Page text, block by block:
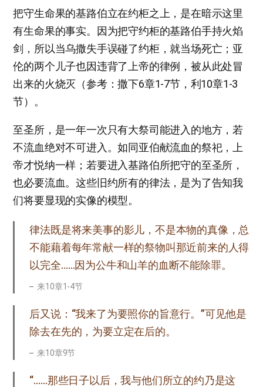
把守生命果的基路伯立在约柜之上，是在暗示这里
有生命果的事实。因为把守约柜的基路伯手持火焰
剑，所以当乌撒失手误碰了约柜，就当场死亡；亚
伦的两个儿子也因违背了上帝的律例，被从此处冒
出来的火烧灭（参考：撒下6章1-7节，利10章1-3
节）。
至圣所，是一年一次只有大祭司能进入的地方，若
不流血绝对不可进入。如同亚伯献流血的祭祀，上
帝才悦纳一样；若要进入基路伯所把守的至圣所，
也必要流血。这些旧约所有的律法，是为了告知我
们将要显现的实像的模型。
律法既是将来美事的影儿，不是本物的真像，总
不能藉着每年常献一样的祭物叫那近前来的人得
以完全……因为公牛和山羊的血断不能除罪。
来10章1-4节
后又说：“我来了为要照你的旨意行。”可见他是
除去在先的，为要立定在后的。
来10章9节
“……那些日子以后，我与他们所立的约乃是这